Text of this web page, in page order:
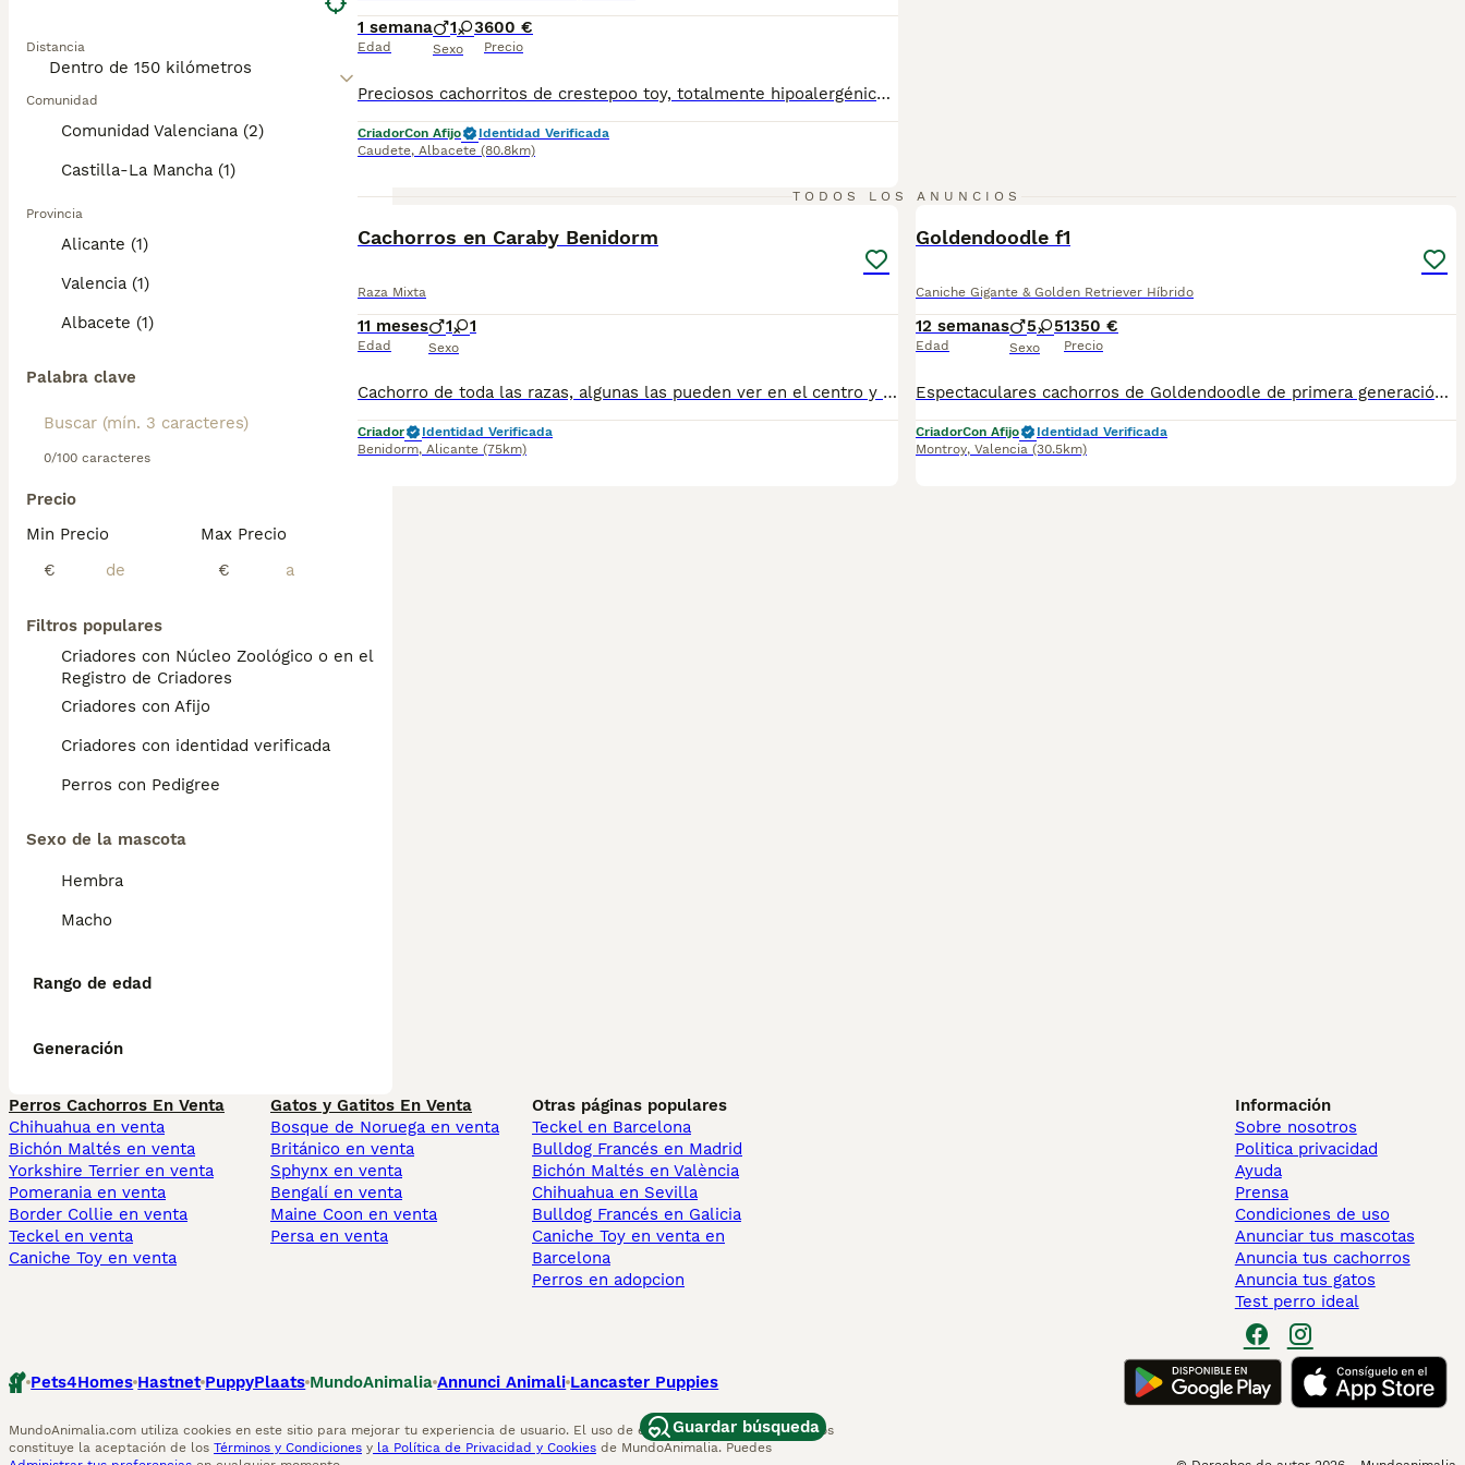
Distancia
Comunidad
Comunidad Valenciana (2)
Castilla-La Mancha (1)
Provincia
Alicante (1)
Valencia (1)
Albacete (1)
Palabra clave
0/100 caracteres
Precio
Min Precio
€
Max Precio
€
Filtros populares
Criadores con Núcleo Zoológico o en el
Registro de Criadores
Criadores con Afijo
Criadores con identidad verificada
Perros con Pedigree
Sexo de la mascota
Hembra
Macho
Rango de edad
Generación
1 semana
Edad
1 3
Sexo
600 €
Precio
Preciosos cachorritos de crestepoo toy, totalmente hipoalergénicos y no sueltan pelo, tamaño pequeñito, desde ,600 e
CriadorCon Afijo
Identidad Verificada
Caudete, Albacete (80.8km)
TODOS LOS ANUNCIOS
Cachorros en Caraby Benidorm
Raza Mixta
11 meses
Edad
1 1
Sexo
Cachorro de toda las razas, algunas las pueden ver en el centro y si no tenemos lo que buscas se puede con seguir por encargo , con toda la garantías de enfermedades víricas, genéticas y congénitas, cachorros con garantía sanitaria, vacunados desparasitado con microchip y pasaporte puesto a su nombre, todos nuestros cachorros se entregan con kit de cachorro y alimento para los primeros días . Ven a visitarnos sin ningún compromiso y esperamos poderte ayudar.
Criador
Identidad Verificada
Benidorm, Alicante (75km)
Goldendoodle f1
Caniche Gigante & Golden Retriever Híbrido
12 semanas
Edad
5 5
Sexo
1350 €
Precio
Espectaculares cachorros de Goldendoodle de primera generación , tuvimos ya dos camadas anteriores y todos nuestros cachorros no pierden pelo, tienen muchísima calidad y son perfectos para personas con alergias . Son muy buenos y no tienen miedos raros , súper equilibrados.
CriadorCon Afijo
Identidad Verificada
Montroy, Valencia (30.5km)
Guardar búsqueda
Perros Cachorros En Venta
Chihuahua en venta
Bichón Maltés en venta
Yorkshire Terrier en venta
Pomerania en venta
Border Collie en venta
Teckel en venta
Caniche Toy en venta
Gatos y Gatitos En Venta
Bosque de Noruega en venta
Británico en venta
Sphynx en venta
Bengalí en venta
Maine Coon en venta
Persa en venta
Otras páginas populares
Teckel en Barcelona
Bulldog Francés en Madrid
Bichón Maltés en València
Chihuahua en Sevilla
Bulldog Francés en Galicia
Caniche Toy en venta en
Barcelona
Perros en adopcion
Información
Sobre nosotros
Politica privacidad
Ayuda
Prensa
Condiciones de uso
Anunciar tus mascotas
Anuncia tus cachorros
Anuncia tus gatos
Test perro ideal
Pets4Homes Hastnet PuppyPlaats MundoAnimalia Annunci Animali Lancaster Puppies
MundoAnimalia.com utiliza cookies en este sitio para mejorar tu experiencia de usuario. El uso de este sitio web y otros servicios
constituye la aceptación de los Términos y Condiciones y la Política de Privacidad y Cookies de MundoAnimalia. Puedes